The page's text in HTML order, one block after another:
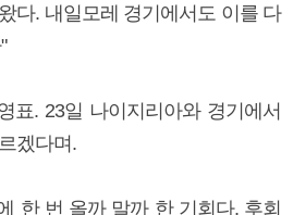
다. 내일모레 경기에서도 이를 다
표. 23일 나이지리아와 경기에서
겠다며.
한 번 올까 말까 한 기회다. 후회